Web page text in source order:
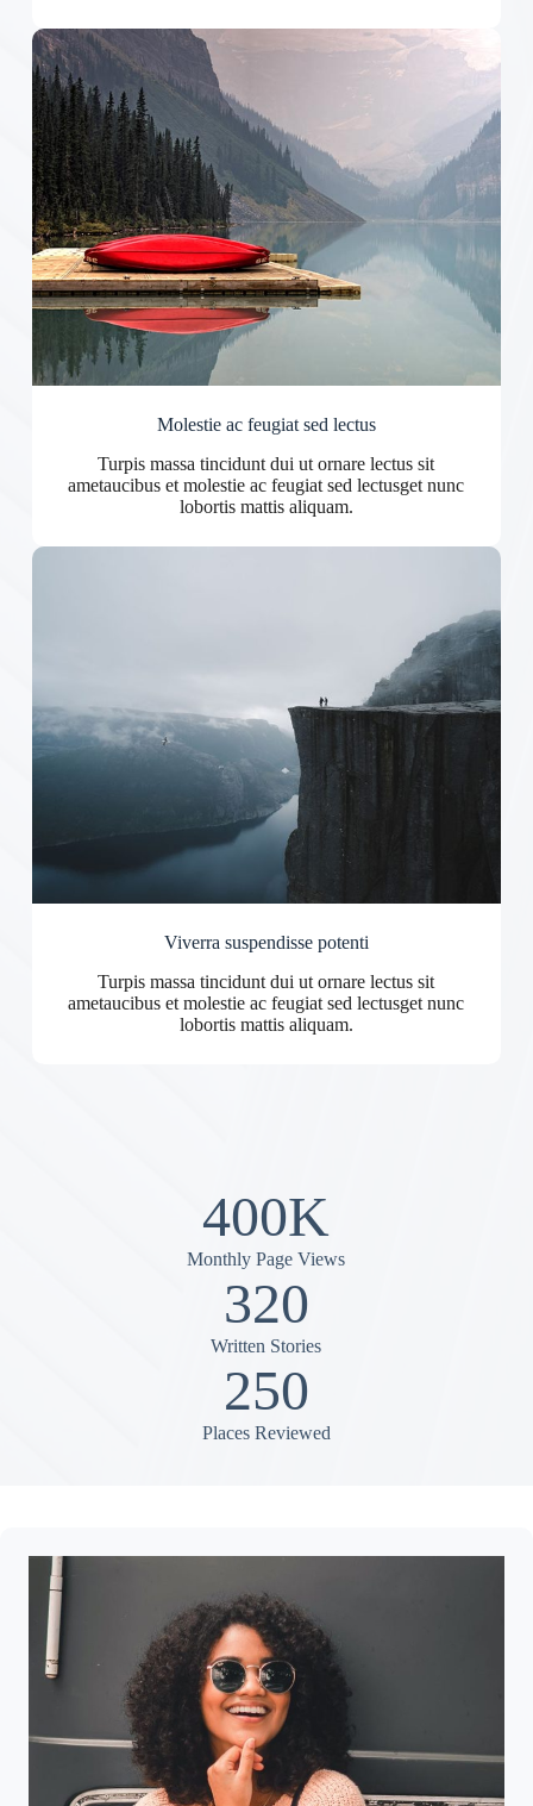
Molestie ac feugiat sed lectus
Turpis massa tincidunt dui ut ornare lectus sit
ametaucibus et molestie ac feugiat sed lectusget nunc
lobortis mattis aliquam.
Viverra suspendisse potenti
Turpis massa tincidunt dui ut ornare lectus sit
ametaucibus et molestie ac feugiat sed lectusget nunc
lobortis mattis aliquam.
400K
Monthly Page Views
320
Written Stories
250
Places Reviewed